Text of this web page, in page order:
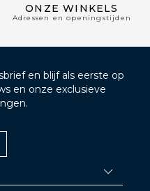
ONZE WINKELS
Adressen en openingstijden
en blijf als eerste op
en onze exclusieve